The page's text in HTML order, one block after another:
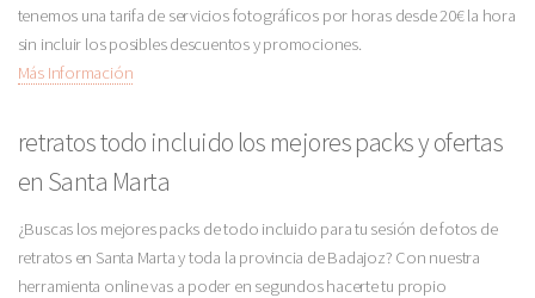
tenemos una tarifa de servicios fotográficos por horas desde 20€ la hora
sin incluir los posibles descuentos y promociones.
Más Información
retratos todo incluido los mejores packs y ofertas
en Santa Marta
¿Buscas los mejores packs de todo incluido para tu sesión de fotos de
retratos en Santa Marta y toda la provincia de Badajoz? Con nuestra
herramienta online vas a poder en segundos hacerte tu propio